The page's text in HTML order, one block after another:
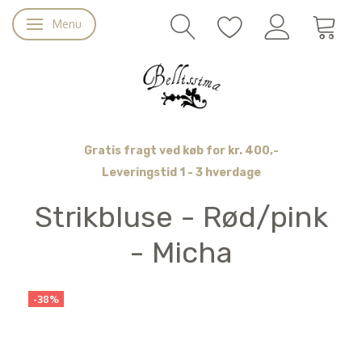
Skifte navigation
Menu
Gratis fragt ved køb for kr. 400,-
Leveringstid 1 - 3 hverdage
Strikbluse - Rød/pink
- Micha
-38%